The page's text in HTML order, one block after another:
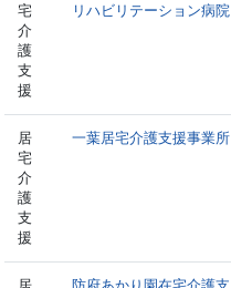
宅
介
護
支
援
リハビリテーション病院
居
宅
介
護
支
援
一葉居宅介護支援事業所